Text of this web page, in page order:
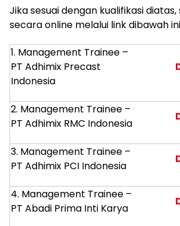
Jika sesuai dengan kualifikasi
secara online melalui link dibawah
1. Management Trainee –
PT Adhimix Precast
Indonesia
2. Management Trainee –
PT Adhimix RMC Indonesia
3. Management Trainee –
PT Adhimix PCI Indonesia
4. Management Trainee –
PT Abadi Prima Inti Karya